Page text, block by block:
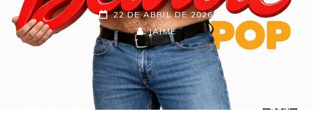
22 DE ABRIL DE 2026
JAIME